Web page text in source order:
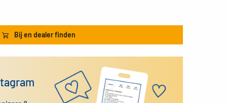
Bij en dealer finden